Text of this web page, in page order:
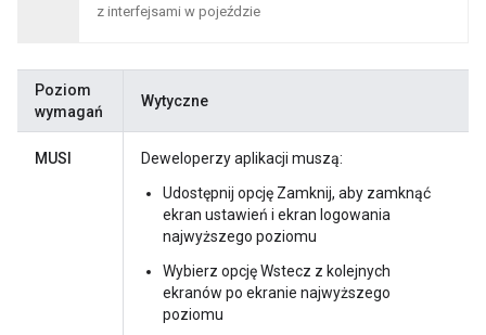
z interfejsami w pojeździe
Poziom
wymagań
Wytyczne
MUSI
Deweloperzy aplikacji muszą:
Udostępnij opcję Zamknij, aby zamknąć
ekran ustawień i ekran logowania
najwyższego poziomu
Wybierz opcję Wstecz z kolejnych
ekranów po ekranie najwyższego
poziomu